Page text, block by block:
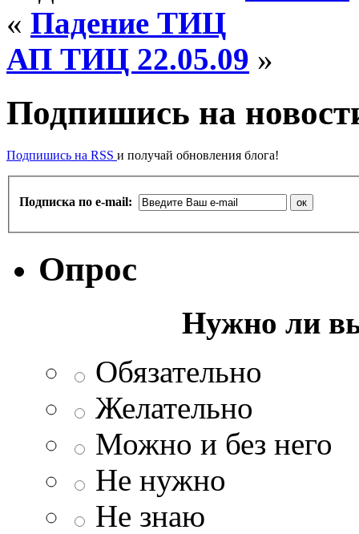
« Падение ТИЦ
АП ТИЦ 22.05.09 »
Подпишись на
Подпишись на RSS и получай обновления блога!
Подписка по e-mail:
Опрос
Нужно ли
Обязательно
Желательно
Можно и без него
Не нужно
Не знаю